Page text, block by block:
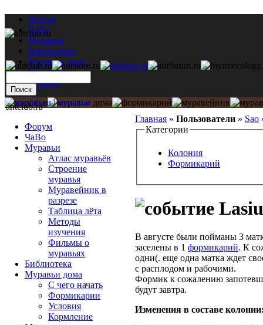
Форум
ЧаВо
Муравьи
Библиотека
Муравьи дома
Мастерская
Каталог
Главная » Пользователи » Sao
Категории
Колония
Формикарий
В августе были пойманы 3
заселены в 1 формикарий. К
одни(. еще одна матка ждет
с расплодом и рабочими.
Формик к сожалению
будут завтра.
Изменения в составе
antclub.ru
Форум
ЧаВо
Муравьи
Атлас муравьёв
Строение
муравья
Муравейник в
разрезе
Таблица лёта
Методы
изучения
Фильмы о
муравьях
Библиотека
Муравьи дома
С чего начать
Формикарии
Условия
Кормление